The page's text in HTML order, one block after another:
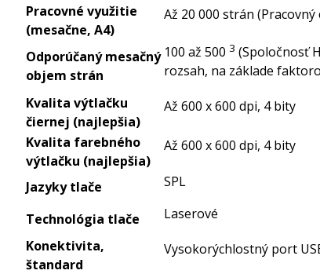
Pracovné využitie
(mesačne, A4)
Až 20 000 strán (Pracovný
Odporúčaný mesačný
objem strán
100 až 500 3 (Spoločnosť
rozsah, na základe
Kvalita výtlačku
čiernej (najlepšia)
Až 600 x 600 dpi, 4 bity
Kvalita farebného
výtlačku (najlepšia)
Až 600 x 600 dpi, 4 bity
Jazyky tlače SPL
Technológia tlače
Laserové
Konektivita,
štandard
Vysokorýchlostný port